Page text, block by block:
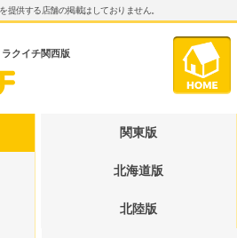
提供する店舗の掲載はしておりません。
クイチ関西版
関東版
北海道版
北陸版